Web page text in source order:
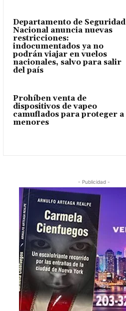
Departamento de Seguridad
Nacional anuncia nuevas
restricciones:
indocumentados ya no
podrán viajar en vuelos
nacionales, salvo para salir
del país
Prohíben venta de
dispositivos de vapeo
camuflados para proteger a
menores
- Publicidad -